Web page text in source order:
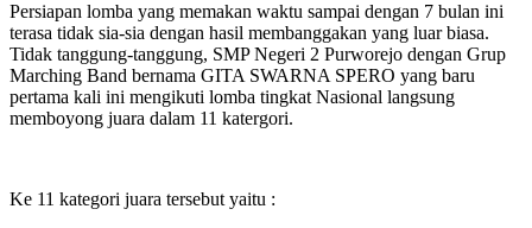
Persiapan lomba yang memakan waktu sampai dengan 7 bulan ini
terasa tidak sia-sia dengan hasil membanggakan yang luar biasa.
Tidak tanggung-tanggung, SMP Negeri 2 Purworejo dengan Grup
Marching Band bernama GITA SWARNA SPERO yang baru
pertama kali ini mengikuti lomba tingkat Nasional langsung
memboyong juara dalam 11 katergori.
Ke 11 kategori juara tersebut yaitu :